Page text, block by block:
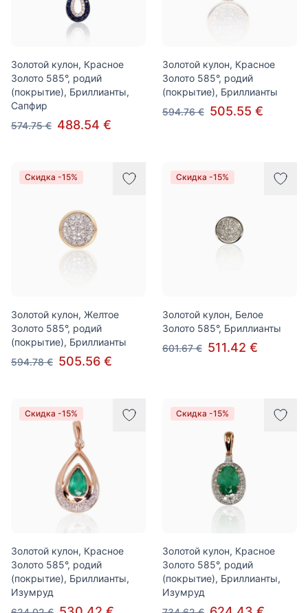
Золотой кулон, Красное
Золото 585°, родий
(покрытие), Бриллианты,
Сапфир
574.75 € 488.54 €
Золотой кулон, Красное
Золото 585°, родий
(покрытие), Бриллианты
594.76 € 505.55 €
Скидка -15%
Золотой кулон, Желтое
Золото 585°, родий
(покрытие), Бриллианты
594.78 € 505.56 €
Скидка -15%
Золотой кулон, Белое
Золото 585°, Бриллианты
601.67 € 511.42 €
Скидка -15%
Золотой кулон, Красное
Золото 585°, родий
(покрытие), Бриллианты,
Изумруд
Скидка -15%
Золотой кулон, Красное
Золото 585°, родий
(покрытие), Бриллианты,
Изумруд